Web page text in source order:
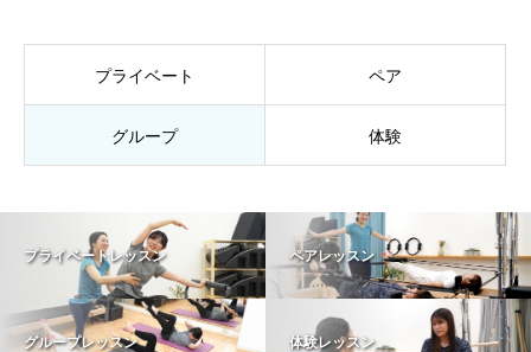
プライベート ペア
グループ 体験
プライベートレッスン ペアレッスン
グループレッスン 体験レッスン